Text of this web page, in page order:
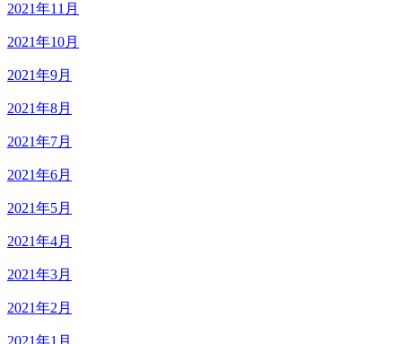
2021年11月
2021年10月
2021年9月
2021年8月
2021年7月
2021年6月
2021年5月
2021年4月
2021年3月
2021年2月